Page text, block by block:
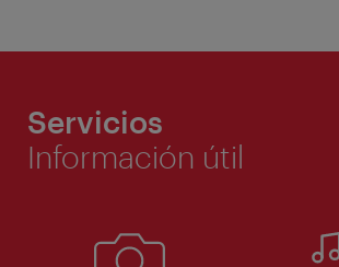
Servicios
Información útil